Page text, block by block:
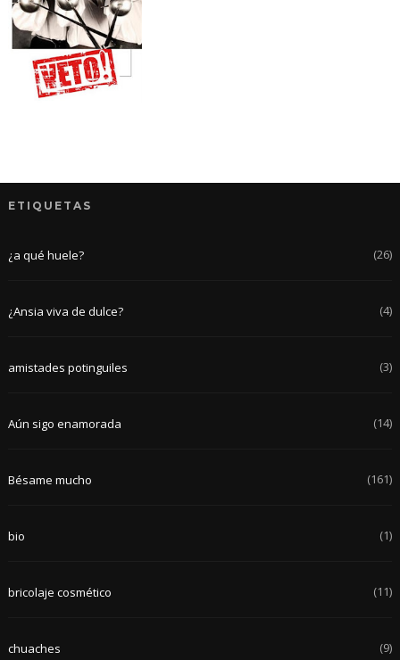
ETIQUETAS
¿a qué huele? (26)
¿Ansia viva de dulce? (4)
amistades potinguiles (3)
Aún sigo enamorada (14)
Bésame mucho (161)
bio (1)
bricolaje cosmético (11)
chuaches (9)